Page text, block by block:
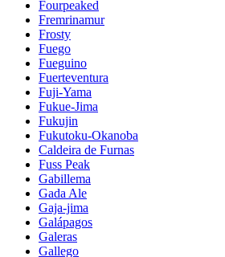
Fourpeaked
Fremrinamur
Frosty
Fuego
Fueguino
Fuerteventura
Fuji-Yama
Fukue-Jima
Fukujin
Fukutoku-Okanoba
Caldeira de Furnas
Fuss Peak
Gabillema
Gada Ale
Gaja-jima
Galápagos
Galeras
Gallego